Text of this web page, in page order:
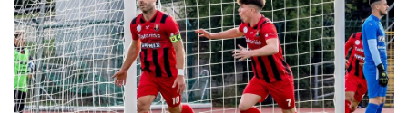
MÉRKŐZÉSEK
KLUB
GALÉRIA